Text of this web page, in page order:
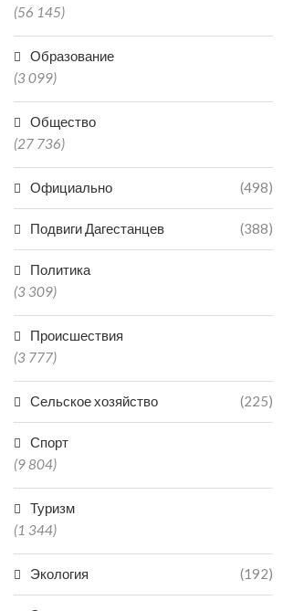
(56 145)
Образование
(3 099)
Общество
(27 736)
Официально (498)
Подвиги Дагестанцев (388)
Политика
(3 309)
Происшествия
(3 777)
Сельское хозяйство (225)
Спорт
(9 804)
Туризм
(1 344)
Экология (192)